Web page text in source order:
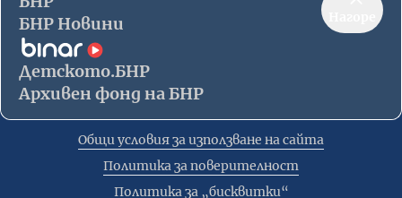
БНР Новини
Детското.БНР
Архивен фонд на БНР
Общи условия за използване на сайта
Политика за поверителност
Политика за „бисквитки“